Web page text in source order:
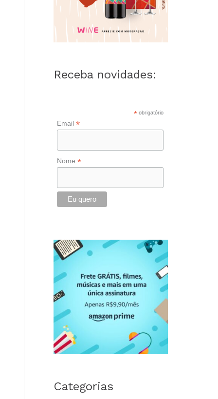
Receba novidades:
*obrigatório
Email *
Nome *
Categorias